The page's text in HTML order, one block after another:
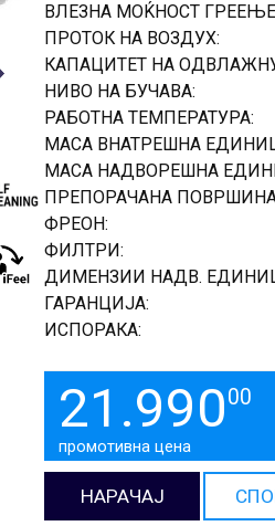
ВЛЕЗНА МОЌНОСТ
ПРОТОК НА ВОЗДУХ:
КАПАЦИТЕТ НА
НИВО НА БУЧАВА:
РАБОТНА ТЕМПЕРАТУРА:
МАСА ВНАТРЕШНА
МАСА НАДВОРЕШНА
ПРЕПОРАЧАНА
ФРЕОН:
ФИЛТРИ:
ДИМЕНЗИИ НАДВ.
ГАРАНЦИЈА:
ИСПОРАКА:
21.99000
промотивна цена
НАРАЧАЈ